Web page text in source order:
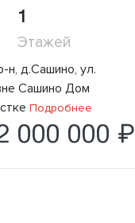
1
Этажей
н, д.Сашино, ул.
Сашино Дом
Подробнее
000 000 ₽